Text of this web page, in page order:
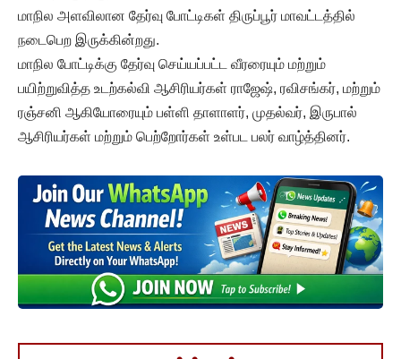
மாநில அளவிலான தேர்வு போட்டிகள் திருப்பூர் மாவட்டத்தில்
நடைபெற இருக்கின்றது.
மாநில போட்டிக்கு தேர்வு செய்யப்பட்ட வீரரையும் மற்றும்
பயிற்றுவித்த உடற்கல்வி ஆசிரியர்கள் ராஜேஷ், ரவிசங்கர், மற்றும்
ரஞ்சனி ஆகியோரையும் பள்ளி தாளாளர், முதல்வர், இருபால்
ஆசிரியர்கள் மற்றும் பெற்றோர்கள் உள்பட பலர் வாழ்த்தினர்.